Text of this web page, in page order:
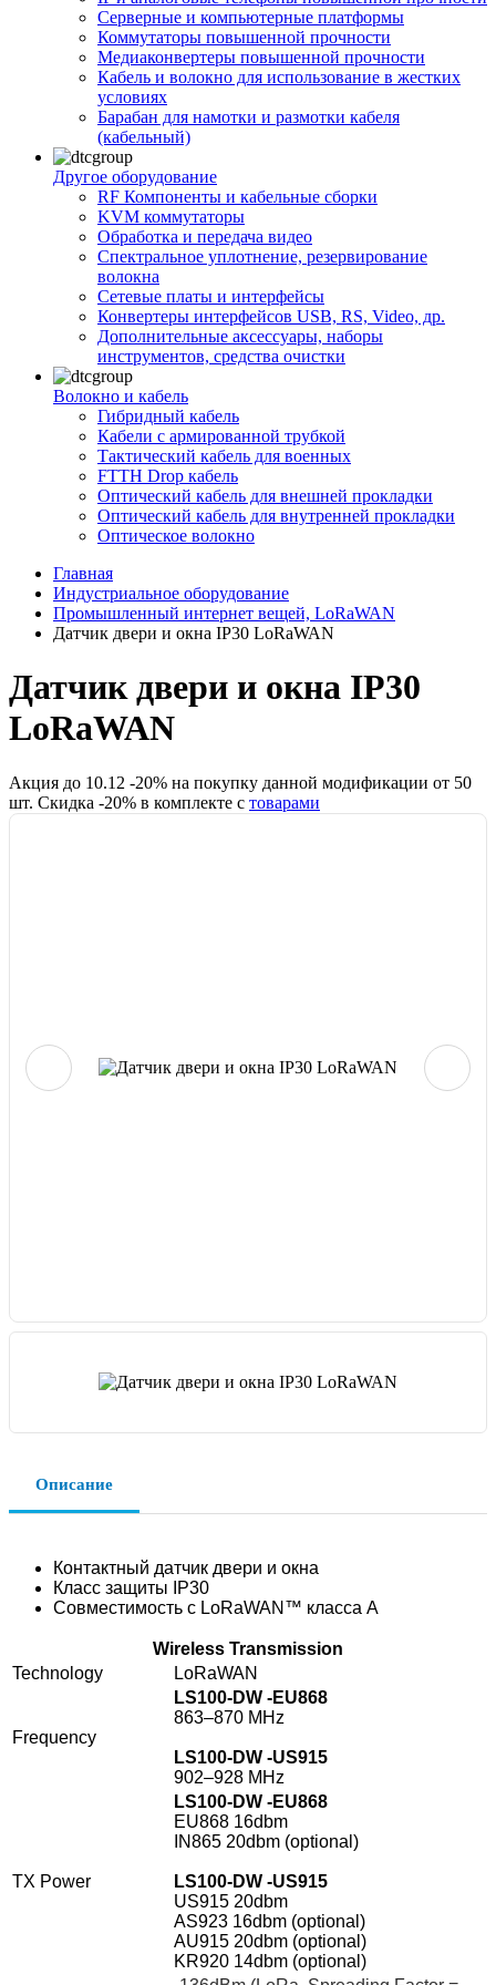
Серверные и компьютерные платформы
Коммутаторы повышенной прочности
Медиаконвертеры повышенной прочности
Кабель и волокно для использование в жестких
условиях
Барабан для намотки и размотки кабеля
(кабельный)
Другое оборудование
RF Компоненты и кабельные сборки
KVM коммутаторы
Обработка и передача видео
Спектральное уплотнение, резервирование
волокна
Сетевые платы и интерфейсы
Конвертеры интерфейсов USB, RS, Video, др.
Дополнительные аксессуары, наборы
инструментов, средства очистки
Волокно и кабель
Гибридный кабель
Кабели с армированной трубкой
Тактический кабель для военных
FTTH Drop кабель
Оптический кабель для внешней прокладки
Оптический кабель для внутренней прокладки
Оптическое волокно
Главная
Индустриальное оборудование
Промышленный интернет вещей, LoRaWAN
Датчик двери и окна IP30 LoRaWAN
Датчик двери и окна IP30
LoRaWAN
Акция до 10.12 -20% на покупку данной модификации от 50
шт. Скидка -20% в комплекте с товарами
Описание
Контактный датчик двери и окна
Класс защиты IP30
Совместимость с LoRaWAN™ класса A
Wireless Transmission
Technology
LoRaWAN
Frequency
LS100-DW -EU868
863–870 MHz
LS100-DW -US915
902–928 MHz
TX Power
LS100-DW -EU868
EU868 16dbm
IN865 20dbm (optional)
LS100-DW -US915
US915 20dbm
AS923 16dbm (optional)
AU915 20dbm (optional)
KR920 14dbm (optional)